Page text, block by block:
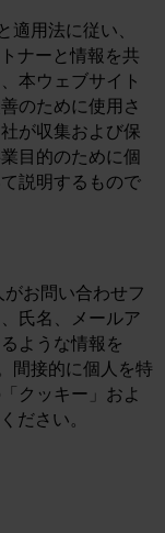
用法に従い、
ナーと情報を共
本ウェブサイト
のために使用さ
が収集および保
目的のために個
説明するもので
お問い合わせフ
氏名、メールア
ような情報を
間接的に個人を特
クッキー」およ
ださい。